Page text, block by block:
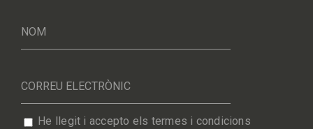
He llegit i accepto els termes i condicions